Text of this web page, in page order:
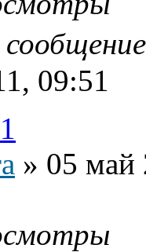
09:51
» 05 май